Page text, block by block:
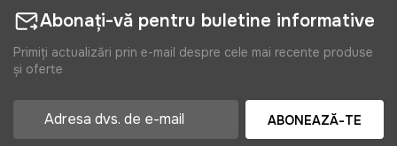
Abonați-vă pentru buletine informative
Primiți actualizări prin e-mail despre cele mai recente produse
și oferte
ABONEAZĂ-TE